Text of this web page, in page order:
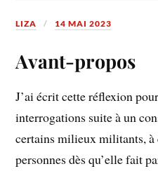
LIZA 14 MAI 2023
Avant-propos
J’ai écrit cette réflexion
interrogations suite à un
certains milieux militants, à
personnes dès qu’elle fait